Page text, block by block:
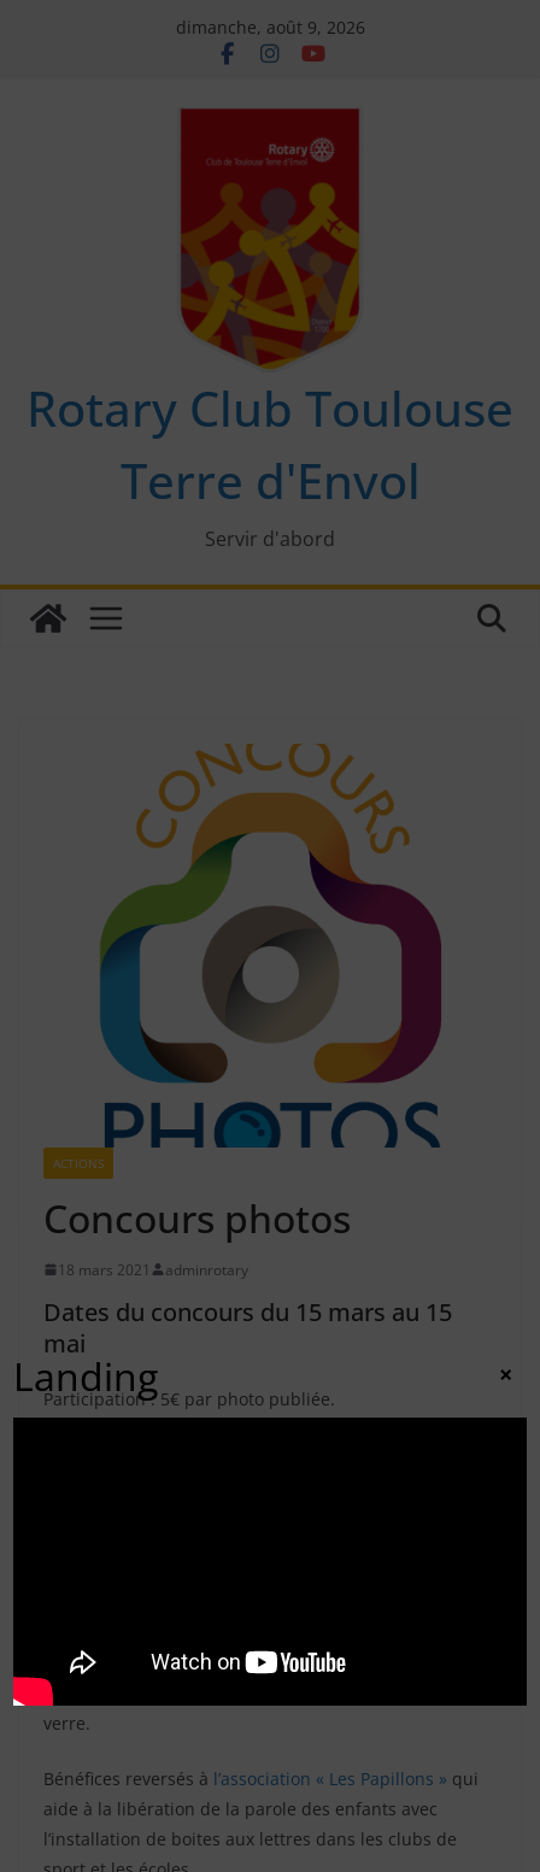
dimanche, août 9, 2026
Rotary Club Toulouse
Terre d'Envol
Servir d'abord
ACTIONS
Concours photos
18 mars 2021 adminrotary
Dates du concours du 15 mars au 15
mai
Participation : 5€ par photo publiée.
Les lots à gagner : Les 3 photos gagnantes sur support
verre.
Bénéfices reversés à l’association « Les Papillons » qui
aide à la libération de la parole des enfants avec
l’installation de boites aux lettres dans les clubs de
Landing ×